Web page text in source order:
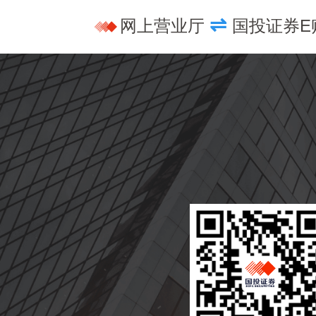
网上营业厅 ⇌ 国投证券E